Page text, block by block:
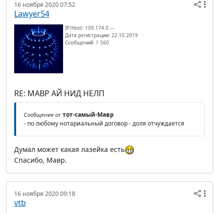
16 ноября 2020 07:52
Lawyer54
IP/Host: 109.174.0.---
Дата регистрации: 22.10.2019
Сообщений: 1 560
RE: МАВР АЙ НИД НЕЛП
Сообщение от тот-самый-Мавр
- по любому нотариальный договор - доля отчуждается
Думал может какая лазейка есть
Спасибо, Мавр.
16 ноября 2020 09:18
vtb